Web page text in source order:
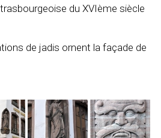
du XVIème siècle
de jadis ornent la façade de